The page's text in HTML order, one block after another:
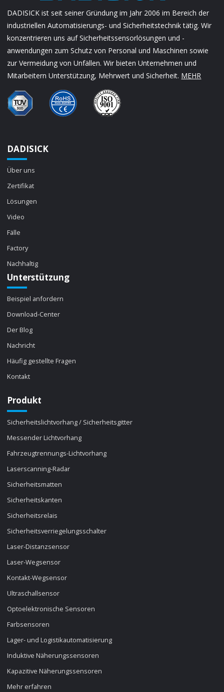
DADISICK ist seit seiner Gründung im Jahr 2006 im Bereich der
industriellen Automatisierungs- und Sicherheitstechnik tätig. Wir
konzentrieren uns auf Sicherheitssensorlösungen und -
anwendungen zum Schutz von Personal und Maschinen sowie
zur Vermeidung von Unfällen. Wir bieten Unternehmen und
Mitarbeitern Unterstützung, Mehrwert und Sicherheit. MEHR
DADISICK
Über uns
Zertifikat
Lösungen
Video
Fälle
Factory
Nachhaltig
Unterstützung
Beispiel anfordern
Download-Center
Der Blog
Nachricht
Häufig gestellte Fragen
Kontakt
Produkt
Sicherheitslichtvorhang / Sicherheitsgitter
Messender Lichtvorhang
Fahrzeugtrennungs-Lichtvorhang
Laserscanning-Radar
Sicherheitsmatten
Sicherheitskanten
Sicherheitsrelais
Sicherheitsverriegelungsschalter
Laser-Distanzsensor
Laser-Wegsensor
Kontakt-Wegsensor
Ultraschallsensor
Optoelektronische Sensoren
Farbsensoren
Lager- und Logistikautomatisierung
Induktive Näherungssensoren
Kapazitive Näherungssensoren
Mehr erfahren